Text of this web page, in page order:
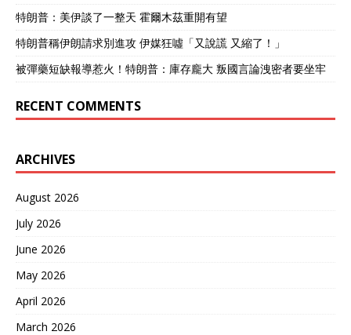
特朗普：美伊談了一整天 霍爾木茲重開有望
特朗普稱伊朗請求別進攻 伊媒狂噓「又說謊 又縮了！」
被彈藥短缺報導惹火！特朗普：庫存龐大 叛國言論洩密者要坐牢
RECENT COMMENTS
ARCHIVES
August 2026
July 2026
June 2026
May 2026
April 2026
March 2026